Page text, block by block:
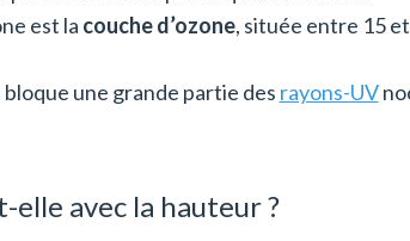
est la couche d’ozone, située entre 15
une grande partie des rayons-UV
elle avec la hauteur ?